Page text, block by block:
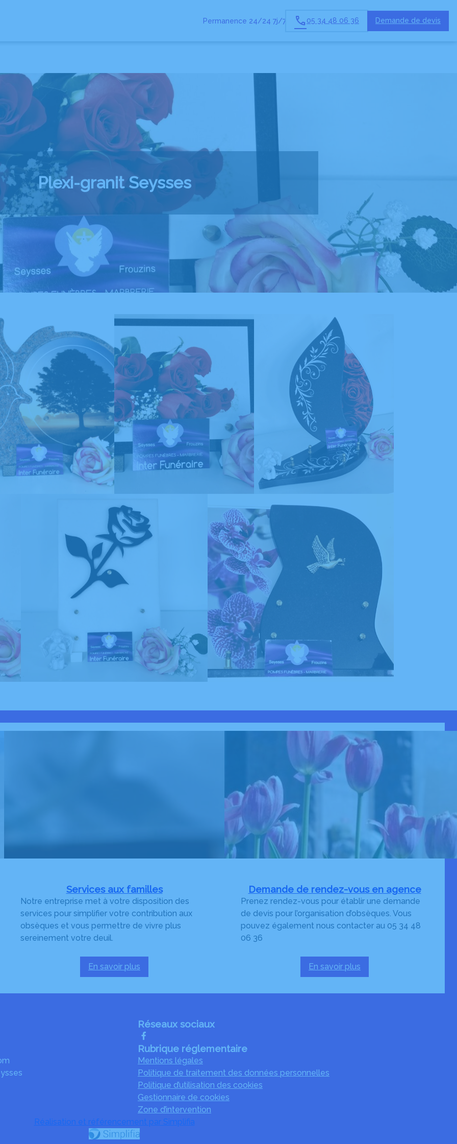
Permanence 24/24 7j/7 05 34 48 06 36 Demande de devis
Plexi-granit Seysses
Services aux familles
Notre entreprise met à votre disposition des
services pour simplifier votre contribution aux
obsèques et vous permettre de vivre plus
sereinement votre deuil.
En savoir plus
:
aux
Demande de rendez-vous en agence
Prenez rendez-vous pour établir une demande
de devis pour l’organisation d’obsèques. Vous
pouvez également nous contacter au 05 34 48
06 36
En savoir plus
:
de
Réseaux sociaux
Rubrique réglementaire
Mentions légales
Politique de traitement des données personnelles
Politique d’utilisation des cookies
Gestionnaire de cookies
Zone d’intervention
Réalisation et référencement par Simplifia